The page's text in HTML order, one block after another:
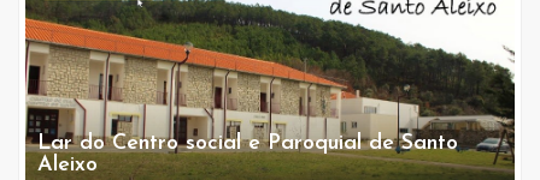
Lar do Centro social e Paroquial de Santo
Aleixo